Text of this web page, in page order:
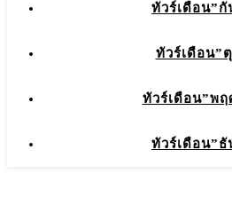
ทัวร์เดือน”กั
ทัวร์เดือน”
ทัวร์เดือน”พฤ
ทัวร์เดือน”ธั